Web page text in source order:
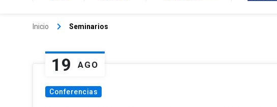
Inicio keyboard_arrow_right Seminarios
19 AGO
Conferencias